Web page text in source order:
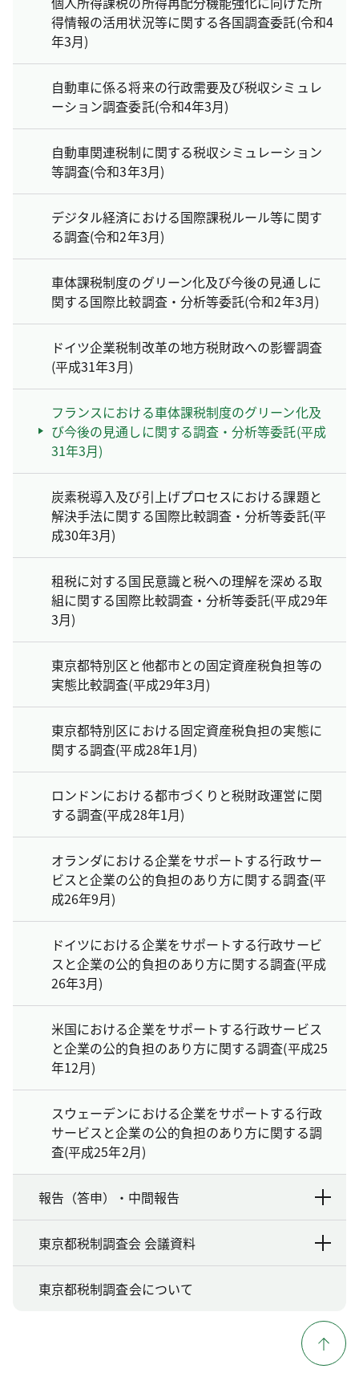
得情報の活用状況等に関する各国調査委託(令和4
年3月)
自動車に係る将来の行政需要及び税収シミュレ
ーション調査委託(令和4年3月)
自動車関連税制に関する税収シミュレーション
等調査(令和3年3月)
デジタル経済における国際課税ルール等に関す
る調査(令和2年3月)
車体課税制度のグリーン化及び今後の見通しに
関する国際比較調査・分析等委託(令和2年3月)
ドイツ企業税制改革の地方税財政への影響調査
(平成31年3月)
フランスにおける車体課税制度のグリーン化及
び今後の見通しに関する調査・分析等委託(平成
31年3月)
炭素税導入及び引上げプロセスにおける課題と
解決手法に関する国際比較調査・分析等委託(平
成30年3月)
租税に対する国民意識と税への理解を深める取
組に関する国際比較調査・分析等委託(平成29年
3月)
東京都特別区と他都市との固定資産税負担等の
実態比較調査(平成29年3月)
東京都特別区における固定資産税負担の実態に
関する調査(平成28年1月)
ロンドンにおける都市づくりと税財政運営に関
する調査(平成28年1月)
オランダにおける企業をサポートする行政サー
ビスと企業の公的負担のあり方に関する調査(平
成26年9月)
ドイツにおける企業をサポートする行政サービ
スと企業の公的負担のあり方に関する調査(平成
26年3月)
米国における企業をサポートする行政サービス
と企業の公的負担のあり方に関する調査(平成25
年12月)
スウェーデンにおける企業をサポートする行政
サービスと企業の公的負担のあり方に関する調
査(平成25年2月)
報告（答申）・中間報告
東京都税制調査会 会議資料
東京都税制調査会について